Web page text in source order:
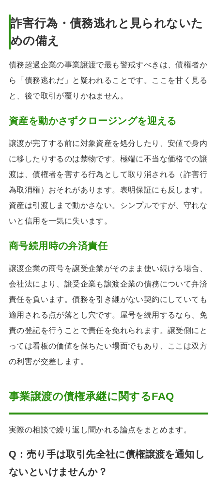
詐害行為・債務逃れと見られないた
めの備え
債務超過企業の事業譲渡で最も警戒すべきは、債権者か
ら「債務逃れだ」と疑われることです。ここを甘く見る
と、後で取引が覆りかねません。
資産を動かさずクロージングを迎える
譲渡が完了する前に対象資産を処分したり、安値で身内
に移したりするのは禁物です。極端に不当な価格での譲
渡は、債権者を害する行為として取り消される（詐害行
為取消権）おそれがあります。表明保証にも反します。
資産は引渡しまで動かさない。シンプルですが、守れな
いと信用を一気に失います。
商号続用時の弁済責任
譲渡企業の商号を譲受企業がそのまま使い続ける場合、
会社法により、譲受企業も譲渡企業の債務について弁済
責任を負います。債務を引き継がない契約にしていても
適用される点が落とし穴です。屋号を続用するなら、免
責の登記を行うことで責任を免れられます。譲受側にと
っては看板の価値を保ちたい場面でもあり、ここは双方
の利害が交差します。
事業譲渡の債権承継に関するFAQ
実際の相談で繰り返し聞かれる論点をまとめます。
Q： 売り手は取引先全社に債権譲渡を通知し
ないといけませんか？